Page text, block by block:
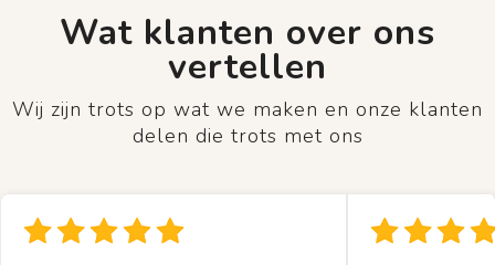
Wat klanten over ons
vertellen
Wij zijn trots op wat we maken en onze klanten
delen die trots met ons